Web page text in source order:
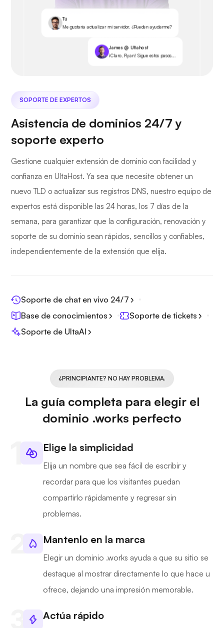
Tú
Me gustaría actualizar mi servidor. ¿Pueden ayudarme?
James @ Ultahost
¡Claro, Ryan! Sigue estos pasos...
SOPORTE DE EXPERTOS
Asistencia de dominios 24/7 y
soporte experto
Gestione cualquier extensión de dominio con facilidad y
confianza en UltaHost. Ya sea que necesite obtener un
nuevo TLD o actualizar sus registros DNS, nuestro equipo de
expertos está disponible las 24 horas, los 7 días de la
semana, para garantizar que la configuración, renovación y
soporte de su dominio sean rápidos, sencillos y confiables,
independientemente de la extensión que elija.
Soporte de chat en vivo 24/7
Base de conocimientos
Soporte de tickets
Soporte de UltaAI
¿PRINCIPIANTE? NO HAY PROBLEMA.
La guía completa para elegir el
dominio .works perfecto
Elige la simplicidad
Elija un nombre que sea fácil de escribir y
recordar para que los visitantes puedan
compartirlo rápidamente y regresar sin
problemas.
Mantenlo en la marca
Elegir un dominio .works ayuda a que su sitio se
destaque al mostrar directamente lo que hace u
ofrece, dejando una impresión memorable.
Actúa rápido